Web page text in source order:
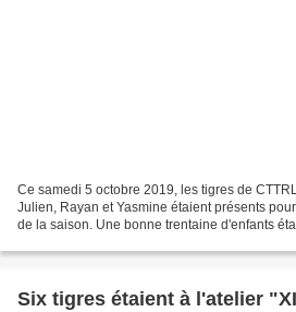
Ce samedi 5 octobre 2019, les tigres de
Julien, Rayan et Yasmine étaient présents
de la saison. Une bonne trentaine d'enfants
Six tigres étaient à l'atelier